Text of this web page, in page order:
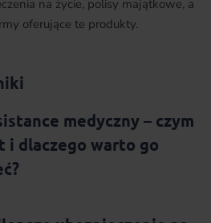
na życie, polisy majątkowe, a
oferujące te produkty.
medyczny – czym
i dlaczego warto go